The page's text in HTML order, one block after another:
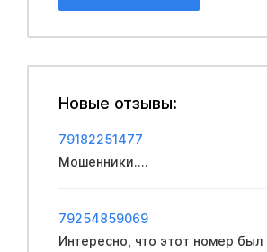
Новые отзывы:
79182251477
Мошенники....
79254859069
Интересно, что этот номер